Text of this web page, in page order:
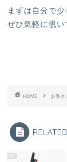
まずは自分で
ぜひ気軽に覗い
HOME お客さ